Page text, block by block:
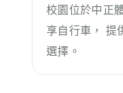
校園位於中正
享自行車， 提
選擇。